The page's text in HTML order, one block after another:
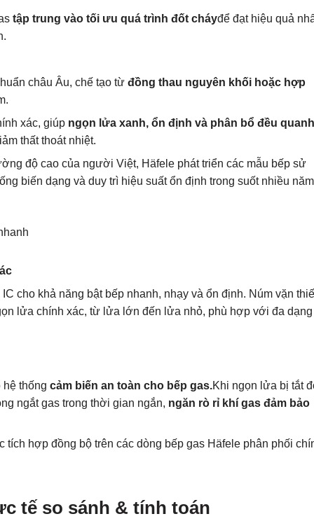
tập trung vào tối ưu quá trình đốt cháyđể đạt hiệu quả
châu Âu, chế tạo từ đồng thau nguyên khối hoặc hợp
xác, giúp ngọn lửa xanh, ổn định và phân bổ đều quanh
thất thoát nhiệt.
độ cao của người Việt, Häfele phát triển các mẫu bếp sử
biến dạng và duy trì hiệu suất ổn định trong suốt nhiều năm
cho khả năng bật bếp nhanh, nhạy và ổn định. Núm vặn
lửa chính xác, từ lửa lớn đến lửa nhỏ, phù hợp với đa dạng
thống cảm biến an toàn cho bếp gas.Khi ngọn lửa bị tắt
ngắt gas trong thời gian ngắn, ngăn rò rỉ khí gas đảm bảo
tích hợp đồng bộ trên các dòng bếp gas Häfele phân phối
tế so sánh & tính toán